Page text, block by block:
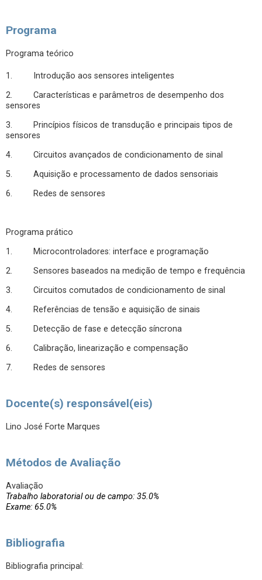
Programa
Programa teórico
1. Introdução aos sensores inteligentes
2. Características e parâmetros de desempenho dos
sensores
3. Princípios físicos de transdução e principais tipos de
sensores
4. Circuitos avançados de condicionamento de sinal
5. Aquisição e processamento de dados sensoriais
6. Redes de sensores
Programa prático
1. Microcontroladores: interface e programação
2. Sensores baseados na medição de tempo e frequência
3. Circuitos comutados de condicionamento de sinal
4. Referências de tensão e aquisição de sinais
5. Detecção de fase e detecção síncrona
6. Calibração, linearização e compensação
7. Redes de sensores
Docente(s) responsável(eis)
Lino José Forte Marques
Métodos de Avaliação
Avaliação
Trabalho laboratorial ou de campo: 35.0%
Exame: 65.0%
Bibliografia
Bibliografia principal: